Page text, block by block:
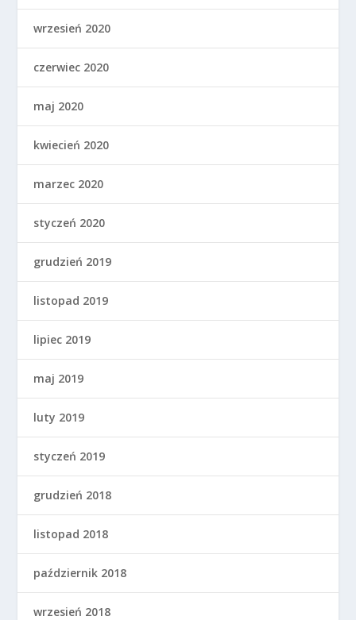
wrzesień 2020
czerwiec 2020
maj 2020
kwiecień 2020
marzec 2020
styczeń 2020
grudzień 2019
listopad 2019
lipiec 2019
maj 2019
luty 2019
styczeń 2019
grudzień 2018
listopad 2018
październik 2018
wrzesień 2018